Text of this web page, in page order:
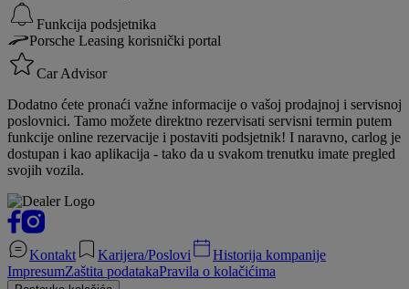
Funkcija podsjetnika
Porsche Leasing korisnički portal
Car Advisor
Dodatno ćete pronaći važne informacije o vašoj prodajnoj i servisnoj
poslovnici. Tamo možete direktno rezervisati servisni termin putem
funkcije online rezervacije i postaviti podsjetnik! I naravno, carlog je
dostupan i kao aplikacija - tako da u svakom trenutku imate pregled
svojih vozila.
Kontakt Karijera/Poslovi
Historija kompanije
ImpresumZaštita podatakaPravila o kolačićima